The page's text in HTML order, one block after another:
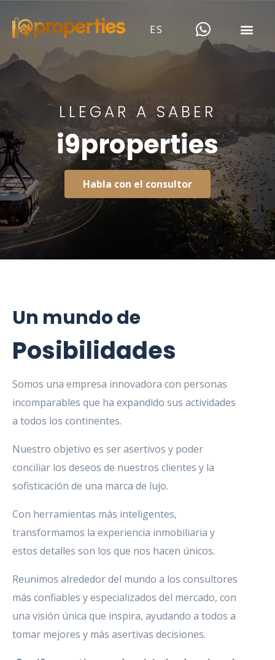
ES
LLEGAR A SABER
i9properties
Habla con el consultor
Un mundo de
Posibilidades
Somos una empresa innovadora con personas
incomparables que ha expandido sus actividades
a todos los continentes.
Nuestro objetivo es ser asertivos y poder
conciliar los deseos de nuestros clientes y la
sofisticación de una marca de lujo.
Con herramientas más inteligentes,
transformamos la experiencia inmobiliaria y
estos detalles son los que nos hacen únicos.
Reunimos alrededor del mundo a los consultores
más confiables y especializados del mercado, con
una visión única que inspira, ayudando a todos a
tomar mejores y más asertivas decisiones.